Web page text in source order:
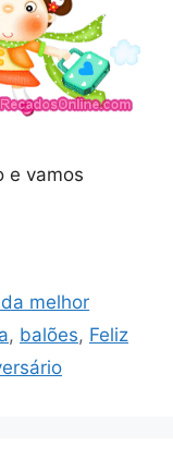
e vamos
melhor
, balões, Feliz